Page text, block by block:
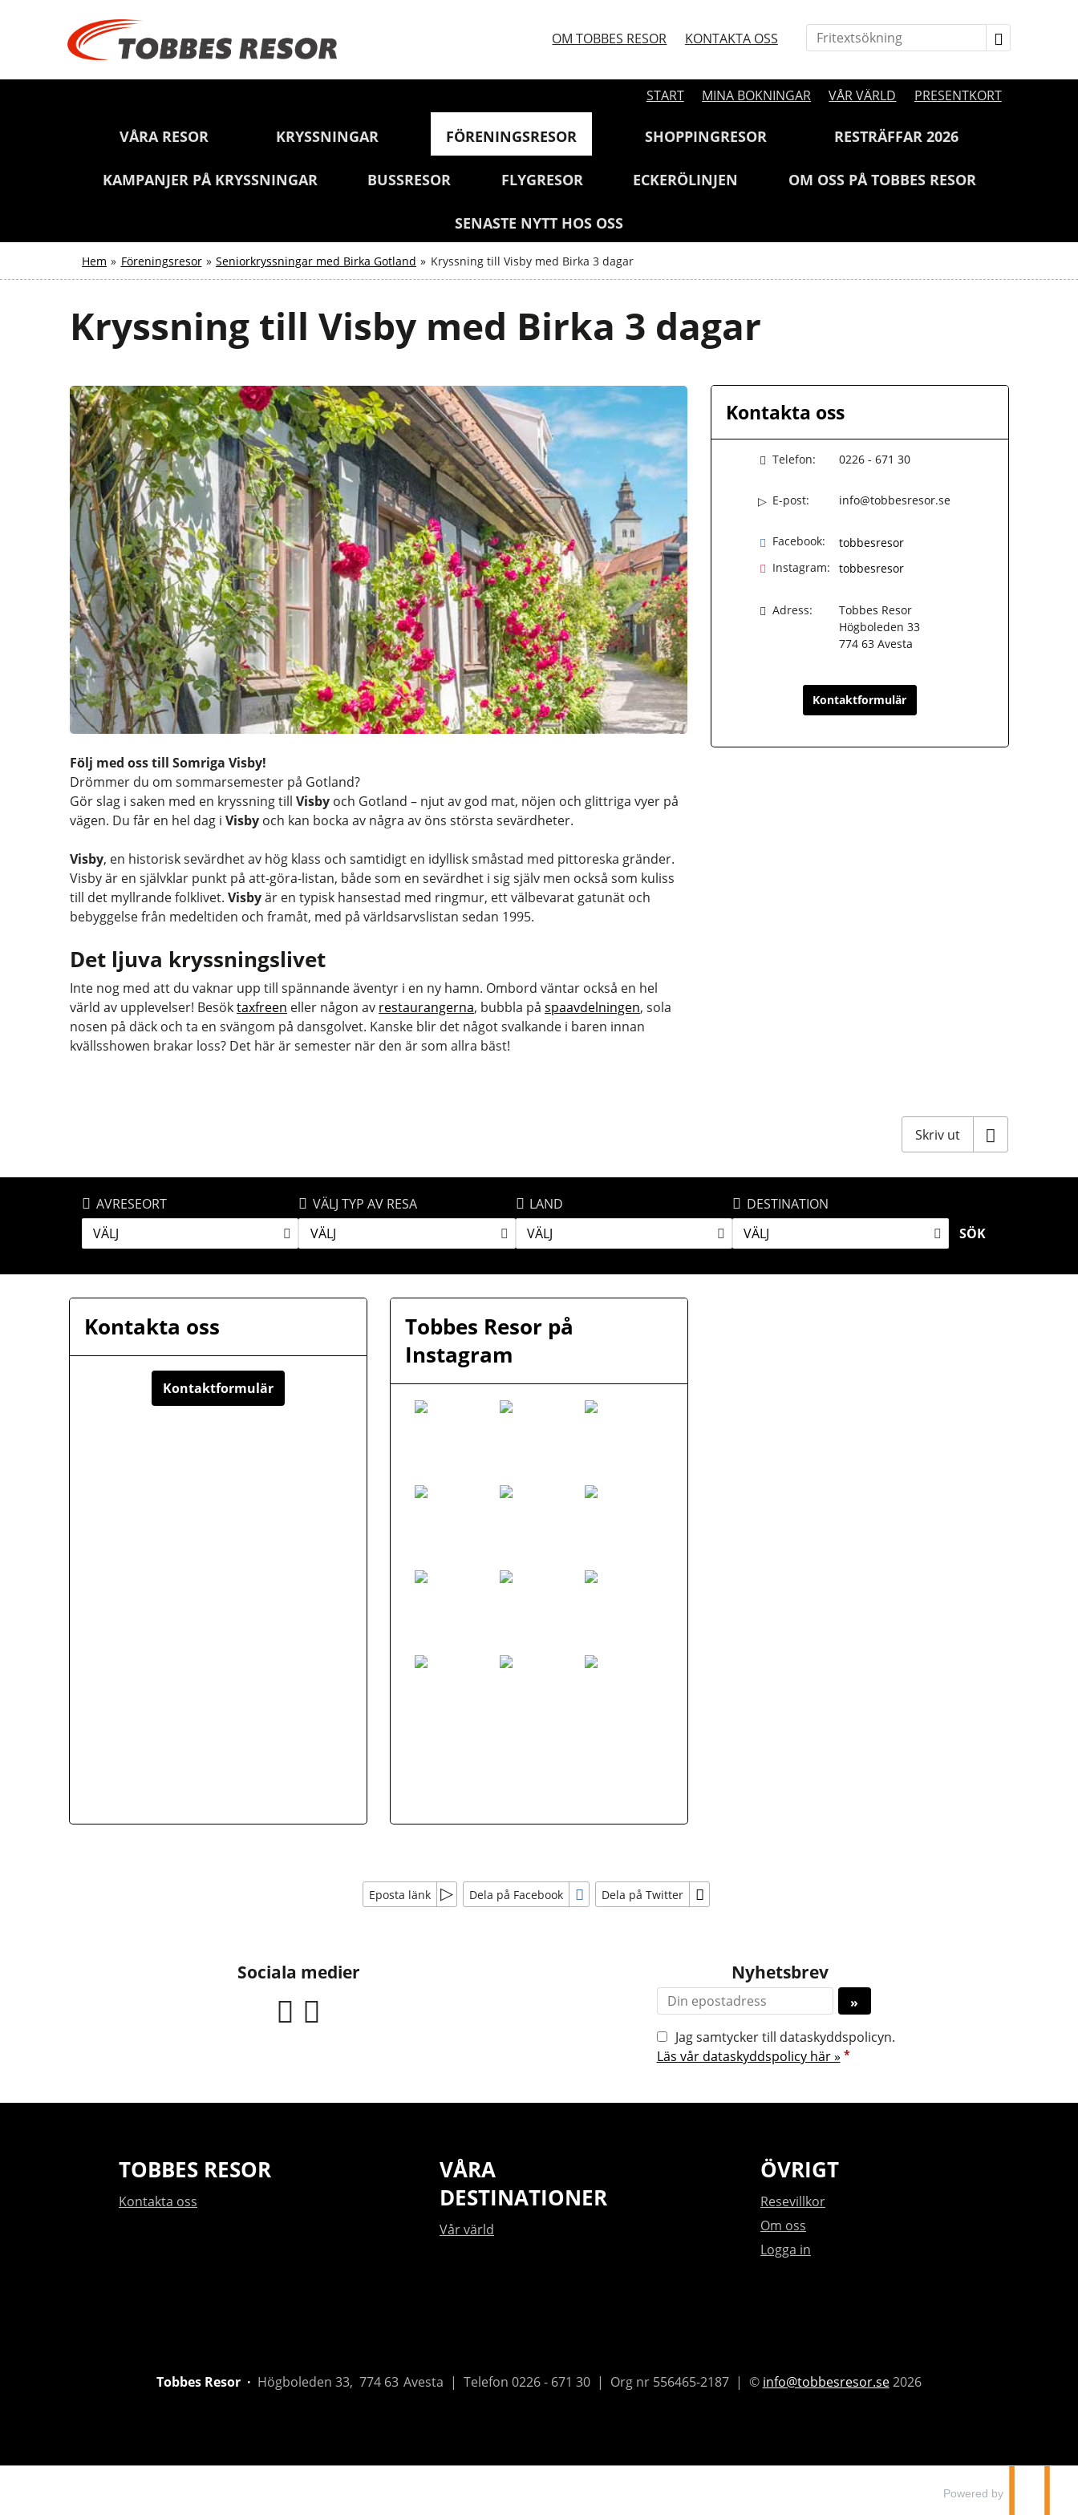
OM TOBBES RESOR KONTAKTA OSS
START MINA BOKNINGAR VÅR VÄRLD PRESENTKORT
VÅRA RESOR KRYSSNINGAR FÖRENINGSRESOR SHOPPINGRESOR RESTRÄFFAR 2026
KAMPANJER PÅ KRYSSNINGAR BUSSRESOR FLYGRESOR ECKERÖLINJEN OM OSS PÅ TOBBES RESOR
SENASTE NYTT HOS OSS
Hem » Föreningsresor » Seniorkryssningar med Birka Gotland » Kryssning till Visby med Birka 3 dagar
Kryssning till Visby med Birka 3 dagar
Följ med oss till Somriga Visby!
Drömmer du om sommarsemester på Gotland?
Gör slag i saken med en kryssning till Visby och Gotland – njut av god mat, nöjen och glittriga vyer på
vägen. Du får en hel dag i Visby och kan bocka av några av öns största sevärdheter.
Visby, en historisk sevärdhet av hög klass och samtidigt en idyllisk småstad med pittoreska gränder.
Visby är en självklar punkt på att-göra-listan, både som en sevärdhet i sig själv men också som kuliss
till det myllrande folklivet. Visbyär en typisk hansestad med ringmur, ett välbevarat gatunät och
bebyggelse från medeltiden och framåt, med på världsarvslistan sedan 1995.
Det ljuva kryssningslivet
Inte nog med att du vaknar upp till spännande äventyr i en ny hamn. Ombord väntar också en hel
värld av upplevelser! Besöktaxfreen eller någon av restaurangerna, bubbla på spaavdelningen, sola
nosen på däck och ta en svängom på dansgolvet. Kanske blir det något svalkande i baren innan
kvällsshowen brakar loss? Det här är semester när den är som allra bäst!
Kontakta oss
Telefon: 0226 - 671 30
E-post: info@tobbesresor.se
Facebook:
tobbesresor
Instagram:
tobbesresor
Adress:
Tobbes Resor
Högboleden 33
774 63 Avesta
Kontaktformulär
Skriv ut
AVRESEORT
VÄLJ
VÄLJ TYP AV RESA
VÄLJ
LAND
VÄLJ
DESTINATION
VÄLJ
SÖK
Kontakta oss
Kontaktformulär
Tobbes Resor på
Instagram
Eposta länk Dela på Facebook Dela på Twitter
Sociala medier Nyhetsbrev
Jag samtycker till dataskyddspolicyn.
Läs vår dataskyddspolicy här » *
TOBBES RESOR
Kontakta oss
VÅRA
DESTINATIONER
Vår värld
ÖVRIGT
Resevillkor
Om oss
Logga in
Tobbes Resor Högboleden 33 774 63 Avesta Telefon 0226 - 671 30 Org nr 556465-2187 © info@tobbesresor.se2026
Powered by